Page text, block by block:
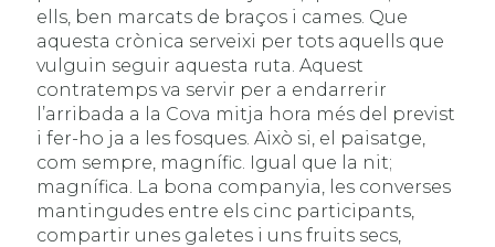
ells, ben marcats de braços i cames. Que
aquesta crònica serveixi per tots aquells que
vulguin seguir aquesta ruta. Aquest
contratemps va servir per a endarrerir
l’arribada a la Cova mitja hora més del previst
i fer-ho ja a les fosques. Això si, el paisatge,
com sempre, magnífic. Igual que la nit;
magnífica. La bona companyia, les converses
mantingudes entre els cinc participants,
compartir unes galetes i uns fruits secs,